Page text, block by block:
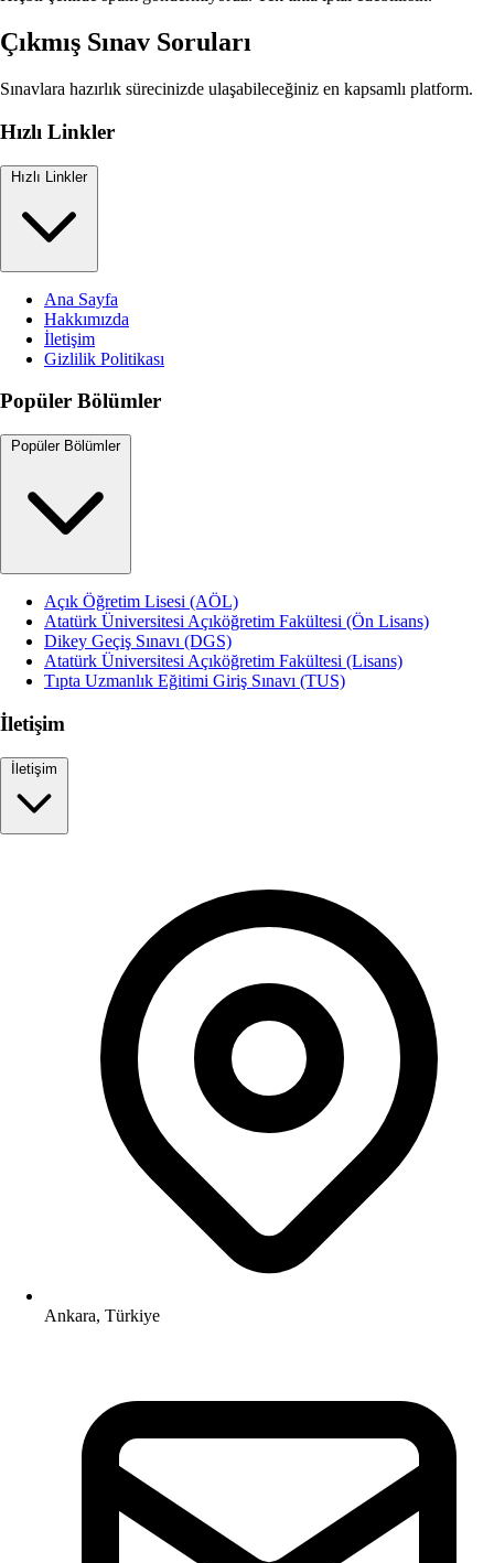
Çıkmış Sınav Soruları
Sınavlara hazırlık sürecinizde ulaşabileceğiniz en kapsamlı platform.
Hızlı Linkler
Hızlı Linkler
Ana Sayfa
Hakkımızda
İletişim
Gizlilik Politikası
Popüler Bölümler
Popüler Bölümler
Açık Öğretim Lisesi (AÖL)
Atatürk Üniversitesi Açıköğretim Fakültesi (Ön Lisans)
Dikey Geçiş Sınavı (DGS)
Atatürk Üniversitesi Açıköğretim Fakültesi (Lisans)
Tıpta Uzmanlık Eğitimi Giriş Sınavı (TUS)
İletişim
İletişim
Ankara, Türkiye